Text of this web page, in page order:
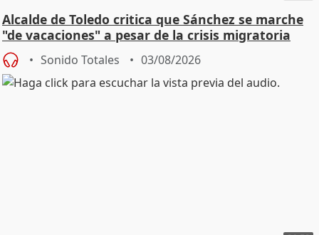
Alcalde de Toledo critica que Sánchez se marche
"de vacaciones" a pesar de la crisis migratoria
Sonido Totales 03/08/2026